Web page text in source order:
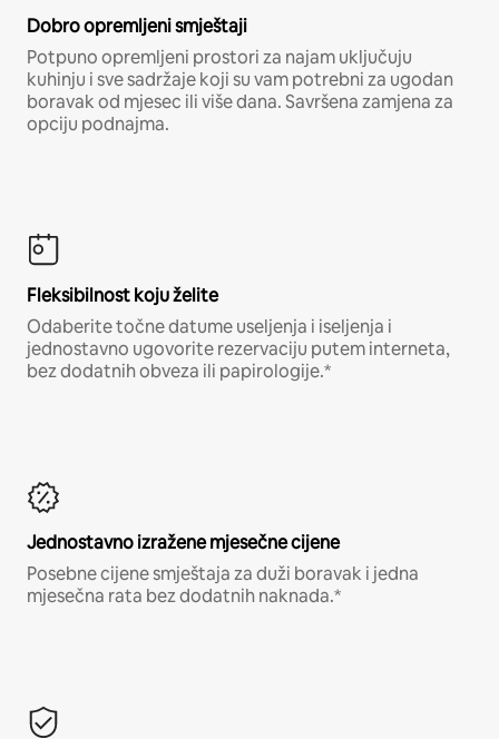
Dobro opremljeni smještaji
Potpuno opremljeni prostori za najam uključuju
kuhinju i sve sadržaje koji su vam potrebni za ugodan
boravak od mjesec ili više dana. Savršena zamjena za
opciju podnajma.
Fleksibilnost koju želite
Odaberite točne datume useljenja i iseljenja i
jednostavno ugovorite rezervaciju putem interneta,
bez dodatnih obveza ili papirologije.*
Jednostavno izražene mjesečne cijene
Posebne cijene smještaja za duži boravak i jedna
mjesečna rata bez dodatnih naknada.*